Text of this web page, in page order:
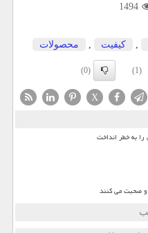
1494
, كیفیت , محصولات
(1)
(0)
X
به خطر انداخت
صحبت می کنند